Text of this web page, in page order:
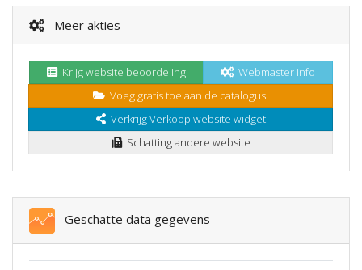
Meer akties
Krijg website beoordeling
Webmaster info
Voeg gratis toe aan de catalogus.
Verkrijg Verkoop website widget
Schatting andere website
Geschatte data gegevens